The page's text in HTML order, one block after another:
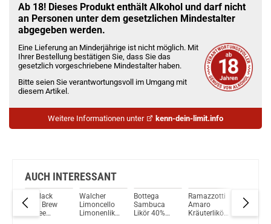
Check das mal!
The Glenturret 12 Jahre – 2025 Release Single Malt Scotch Whisky 46,2% Vol. 700ml
Du willst Kröten sparen?
Schau mal hier!
Asvape Touch Pod System 1,5ml 500mAh Kit Silber
Ab 18! Dieses Produkt enthält Alkohol und darf nicht
an Personen unter dem gesetzlichen Mindestalter
abgegeben werden.
Eine Lieferung an Minderjährige ist nicht möglich. Mit
Ihrer Bestellung bestätigen Sie, dass Sie das
gesetzlich vorgeschriebene Mindestalter haben.
Bitte seien Sie verantwortungsvoll im Umgang mit
diesem Artikel.
Weitere Informationen unter kenn-dein-limit.info
AUCH INTERESSANT
Mr Black
Cold Brew
Coffee
Walcher
Limoncello
Limonenlikör
Bottega
Sambuca
Likör 40%
Ramazzotti
Amaro
Kräuterlikör
Marie
Brizard